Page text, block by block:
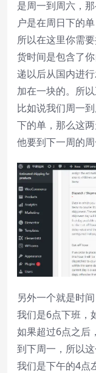
是周一到周六，
户是在周日下的
所以在这里你需
货时间是包含了
递以后从国内进
加在一块的。所
比如说我们周一
下的单，那么这
他要到下一周的周
另外一个就是时
我们是6点下班，
如果超过6点之后
到下周一，所以
我们是下午的4点